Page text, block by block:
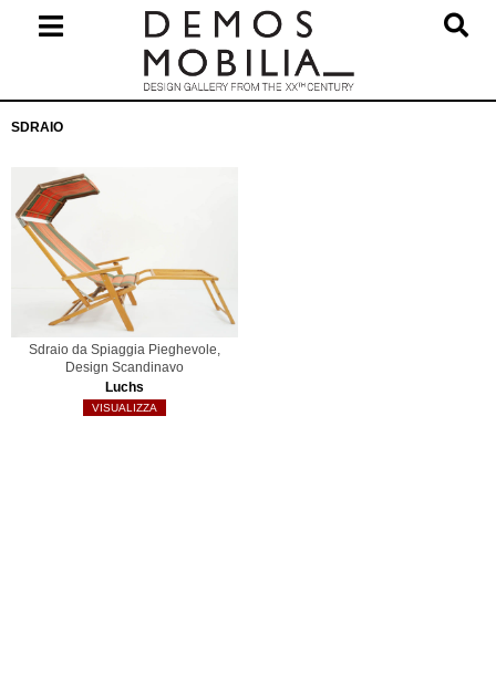
primario
navigzione
SDRAIO
Sdraio da Spiaggia Pieghevole,
Design Scandinavo
Luchs
VISUALIZZA